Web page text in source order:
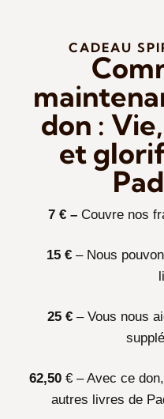
CADEAU
don :
et
7 € –Couvre nos
15 € – Nous
25 € – Vous nous
62,50 € – Avec ce
autres livres de